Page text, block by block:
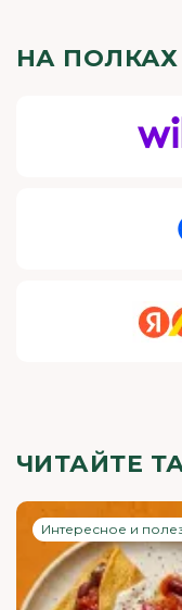
НА
ЧИТАЙТЕ
Интересное и